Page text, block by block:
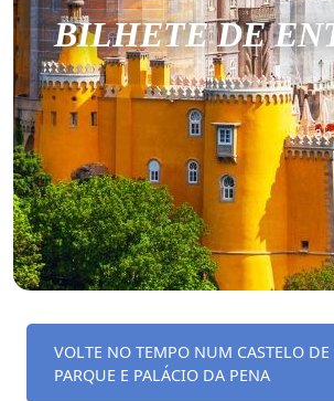
BILHETE DE
VOLTE NO TEMPO NUM CASTELO
PARQUE E PALÁCIO DA PENA